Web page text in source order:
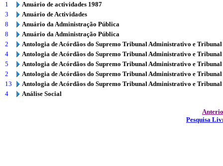
1
Anuário de actividades 1987
3
Anuário de Actividades
8
Anuário da Administração Pública
8
Anuário da Administração Pública
2
Antologia de Acórdãos do Supremo Tribunal Administrativo e
4
Antologia de Acórdãos do Supremo Tribunal Administrativo e
5
Antologia de Acórdãos do Supremo Tribunal Administrativo e
2
Antologia de Acórdãos do Supremo Tribunal Administrativo e
13
Antologia de Acórdãos do Supremo Tribunal Administrativo e
4
Análise Social
Pesquisa